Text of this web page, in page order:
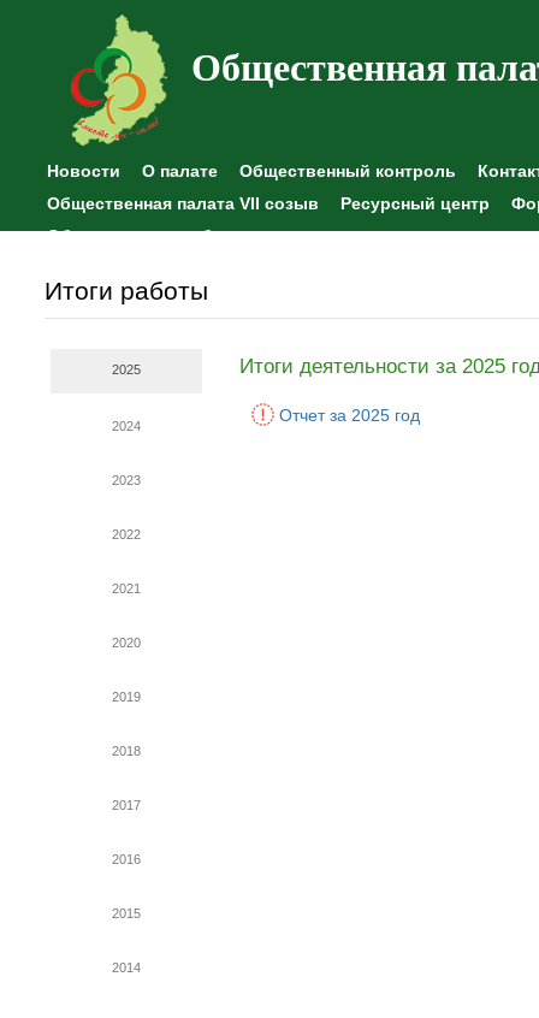
Общественная
Новости О палате Общественный контроль
Общественная палата VII созыв
Ресурсный центр
Общественные наблюдения
Итоги работы
2025
2024
2023
2022
2021
2020
2019
2018
2017
2016
2015
2014
Итоги деятельности за 2025
Отчет за 2025 год